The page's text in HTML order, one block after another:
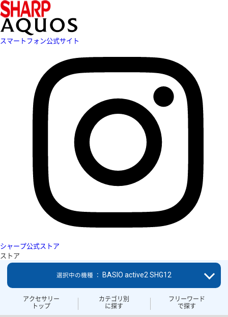
スマートフォン公式サイト
シャープ公式ストア
ストア
アクセサリー
トップ
カテゴリ別
に探す
フリーワード
で探す
選択中の機種 ： BASIO active2 SHG12